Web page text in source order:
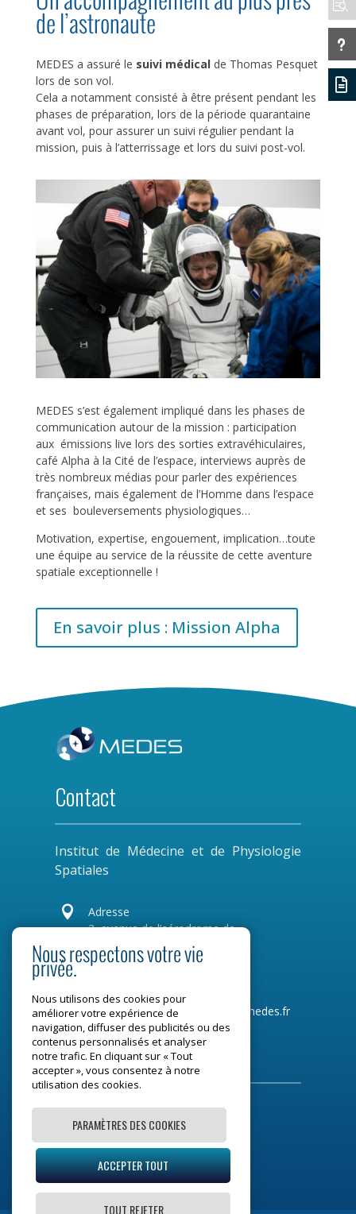
de l’astronaute
MEDES a assuré le suivi médicalde Thomas Pesquet
lors de son vol.
Cela a notamment consisté à être présent pendant les
phases de préparation, lors de la période quarantaine
avant vol, pour assurer un suivi régulier pendant la
mission, puis à l’atterrissage et lors du suivi post-vol.
MEDES s’est également impliqué dans les phases de
communication autour de la mission : participation
aux émissions live lors des sorties extravéhiculaires,
café Alpha à la Cité de l’espace, interviews auprès de
très nombreux médias pour parler des expériences
françaises, mais également de l’Homme dans l’espace
et ses bouleversements physiologiques…
Motivation, expertise, engouement, implication…toute
une équipe au service de la réussite de cette aventure
spatiale exceptionnelle !
En savoir plus : Mission Alpha

u

Contact
Institut de Médecine et de Physiologie
Spatiales

Adresse
2, avenue de l’aérodrome de
Montaudran
CS 77720
Tel :05 34 31 96 00Mail : contact@medes.fr
Restons connectés
Mentions légales
Plan du site
Nous respectons votre vie
privée.
Nous utilisons des cookies pour
améliorer votre expérience de
navigation, diffuser des publicités ou des
contenus personnalisés et analyser
notre trafic. En cliquant sur « Tout
accepter », vous consentez à notre
utilisation des cookies.
PARAMÈTRES DES COOKIES
ACCEPTER TOUT
TOUT REJETER